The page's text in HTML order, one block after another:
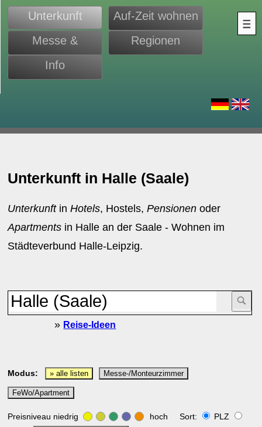
Unterkunft
Auf-Zeit wohnen
Messe &
Monteure
Regionen
Info
Unterkunft in Halle (Saale)
UnterkunftinHotels, Hostels,Pensionen oder
Apartments in Halle an der Saale - Wohnen im
Städteverbund Halle-Leipzig.
» Reise-Ideen
Modus: » alle listen Messe-/Monteurzimmer
FeWo/Apartment
Preisniveau niedrig hoch Sort:
PLZ